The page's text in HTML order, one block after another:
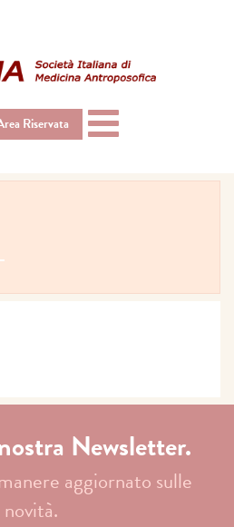
Riservata
Toggle
navigation
Newsletter.
aggiornato sulle
novità.